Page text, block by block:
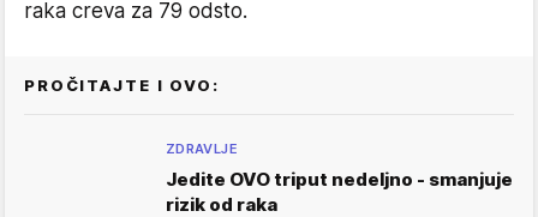
raka creva za 79 odsto.
PROČITAJTE I OVO:
ZDRAVLJE
Jedite OVO triput nedeljno - smanjuje
rizik od raka